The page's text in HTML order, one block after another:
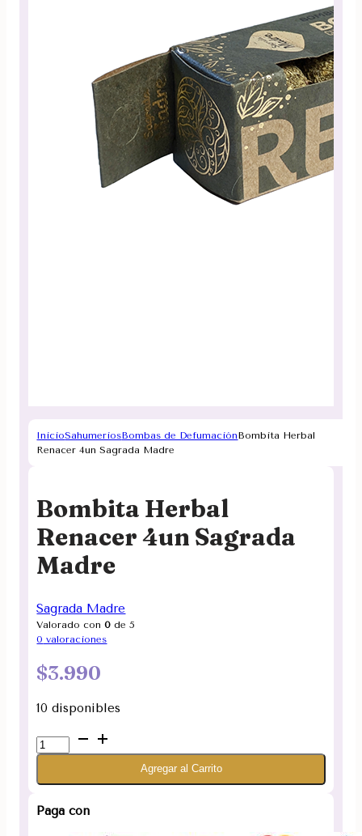
InicioSahumeriosBombas de DefumaciónBombita Herbal
Renacer 4un Sagrada Madre
Bombita Herbal
Renacer 4un Sagrada
Madre
Sagrada Madre
Valorado con0 de 5
0 valoraciones
$3.990
10 disponibles
Bombita
Herbal
Sagrada
Agregar al Carrito
Paga con